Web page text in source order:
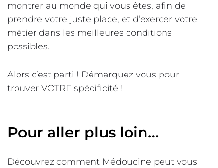
montrer au monde qui vous êtes, afin de
prendre votre juste place, et d’exercer votre
métier dans les meilleures conditions
possibles.
Alors c’est parti ! Démarquez vous pour
trouver VOTRE spécificité !
Pour aller plus loin…
Découvrez comment Médoucine peut vous